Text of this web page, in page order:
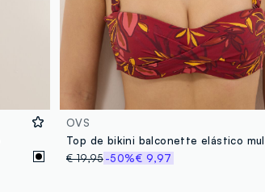
OVS
€ 19,95-50%€ 9,97